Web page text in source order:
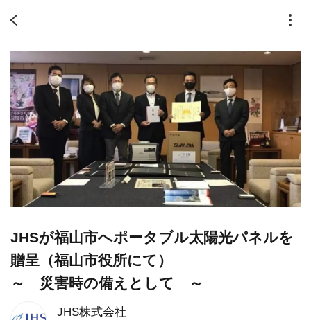
JHS株式会社
JHSが福山市へポータブル太陽光パネルを
贈呈（福山市役所にて）
～ 災害時の備えとして ～